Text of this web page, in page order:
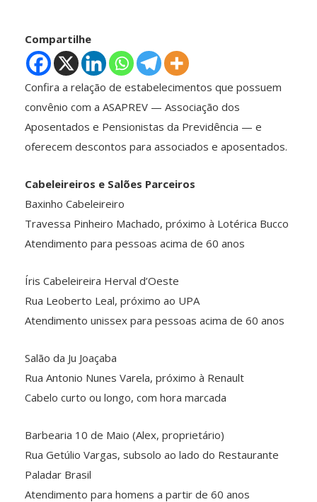
Compartilhe
Confira a relação de estabelecimentos que possuem
convênio com a ASAPREV — Associação dos
Aposentados e Pensionistas da Previdência — e
oferecem descontos para associados e aposentados.
Cabeleireiros e Salões Parceiros
Baxinho Cabeleireiro
Travessa Pinheiro Machado, próximo à Lotérica Bucco
Atendimento para pessoas acima de 60 anos
Íris Cabeleireira Herval d’Oeste
Rua Leoberto Leal, próximo ao UPA
Atendimento unissex para pessoas acima de 60 anos
Salão da Ju Joaçaba
Rua Antonio Nunes Varela, próximo à Renault
Cabelo curto ou longo, com hora marcada
Barbearia 10 de Maio (Alex, proprietário)
Rua Getúlio Vargas, subsolo ao lado do Restaurante
Paladar Brasil
Atendimento para homens a partir de 60 anos